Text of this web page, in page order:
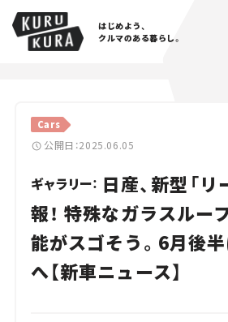
はじめよう、
クルマのある暮らし。
Cars
公開日：2025.06.05
ギャラリー： 日産、新型「リ
報！ 特殊なガラスルー
能がスゴそう。6月後
へ【新車ニュース】
Cars
Lifestyle
Traffic
Special